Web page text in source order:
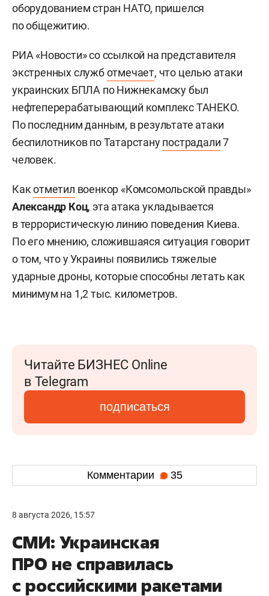
оборудованием стран НАТО, пришелся
по общежитию.
РИА «Новости» со ссылкой на представителя
экстренных служботмечает, что целью атаки
украинских БПЛА по Нижнекамску был
нефтеперерабатывающий комплекс ТАНЕКО.
По последним данным, в результате атаки
беспилотников по Татарстанупострадали7
человек.
Какотметил военкор «Комсомольской правды»
Александр Коц, эта атака укладывается
в террористическую линию поведения Киева.
По его мнению, сложившаяся ситуация говорит
о том, что у Украины появились тяжелые
ударные дроны, которые способны летать как
минимум на 1,2 тыс. километров.
Читайте БИЗНЕС Online
в Telegram
подписаться
Комментарии 35
8 августа 2026, 15:57
СМИ: Украинская
ПРО не справилась
с российскими ракетами